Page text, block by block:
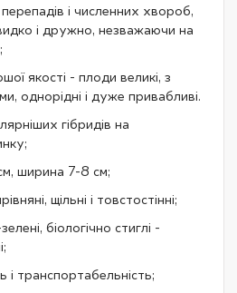
і численних хвороб,
і дружно, незважаючи на
якості - плоди великі, з
однорідні і дуже привабливі.
гібридів на
ширина 7-8 см;
щільні і товстостінні;
біологічно стиглі -
і транспортабельність;